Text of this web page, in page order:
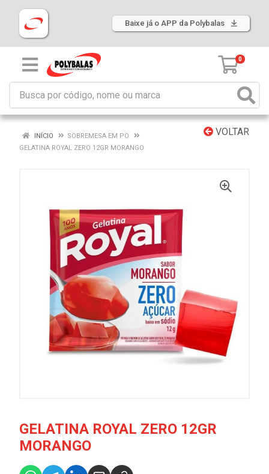
Baixe já o APP da Polybalas
0
VOLTAR
INÍCIO
SOBREMESA EM PO
GELATINA ROYAL ZERO 12GR MORANGO
GELATINA ROYAL ZERO 12GR
MORANGO